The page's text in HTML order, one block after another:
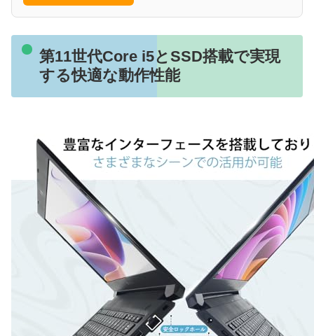
第11世代Core i5とSSD搭載で実現
する快適な動作性能